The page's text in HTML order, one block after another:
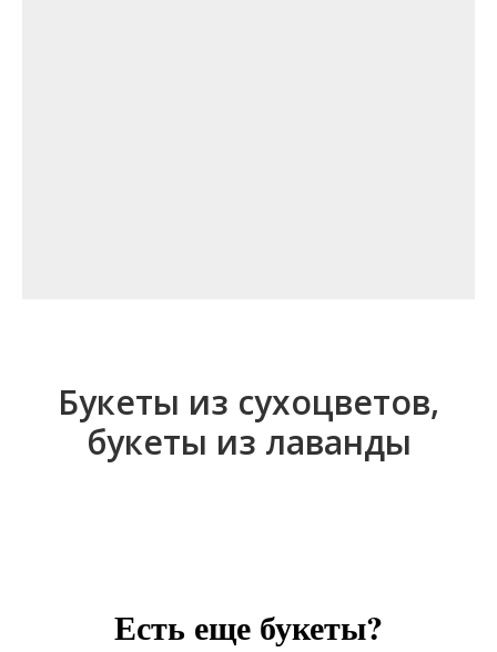
Букеты из сухоцветов,
букеты из лаванды
Есть еще букеты?